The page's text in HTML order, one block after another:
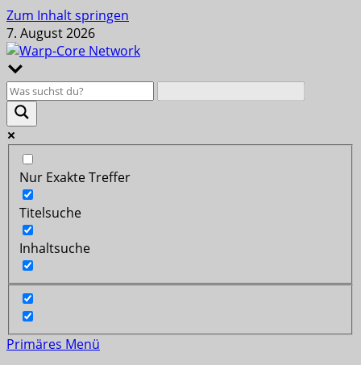
Zum Inhalt springen
7. August 2026
Nur Exakte Treffer
Titelsuche
Inhaltsuche
Primäres Menü